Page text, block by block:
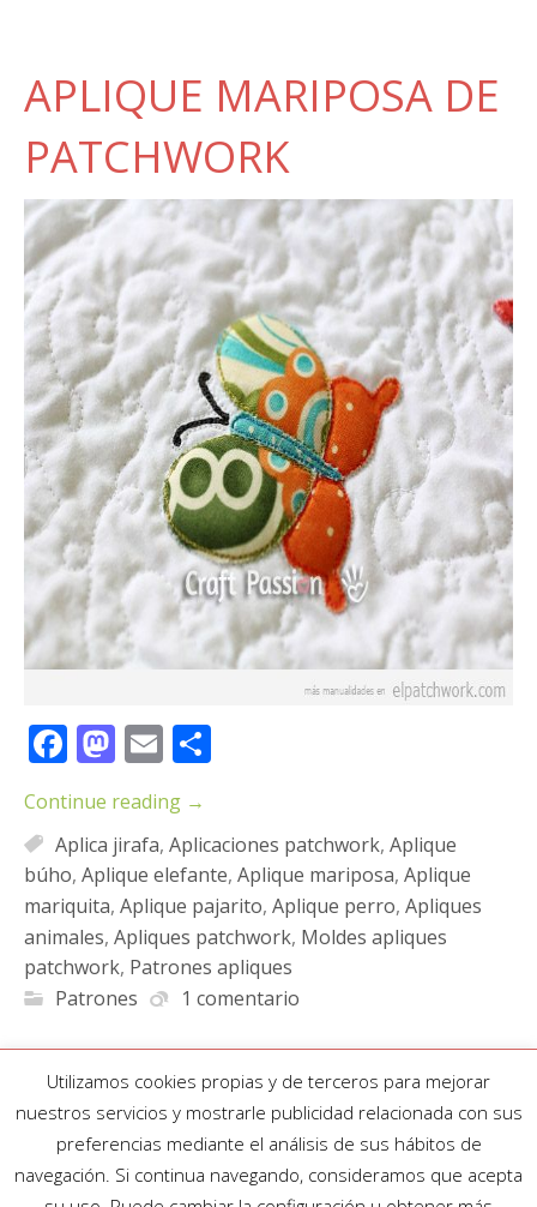
APLIQUE MARIPOSA DE
PATCHWORK
Facebook
Mastodon
Email
Continue reading →
Aplica jirafa, Aplicaciones patchwork, Aplique
búho, Aplique elefante, Aplique mariposa, Aplique
mariquita, Aplique pajarito, Aplique perro, Apliques
animales, Apliques patchwork, Moldes apliques
patchwork, Patrones apliques
Patrones
1 comentario
Utilizamos cookies propias y de terceros para mejorar
nuestros servicios y mostrarle publicidad relacionada con sus
preferencias mediante el análisis de sus hábitos de
navegación. Si continua navegando, consideramos que acepta